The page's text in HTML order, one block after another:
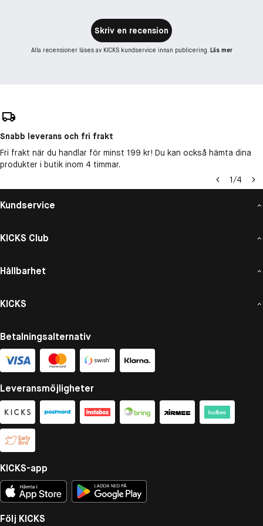
Skriv en recension
Alla recensioner läses av KICKS kundservice innan publicering. Läs mer
Snabb leverans och fri frakt
Fri frakt när du handlar för minst 199 kr! Du kan också hämta dina
produkter i butik inom 4 timmar.
1/4
Kundservice
KICKS Club
Hållbarhet
KICKS
Betalningsalternativ
Leveransmöjligheter
KICKS-app
Följ KICKS